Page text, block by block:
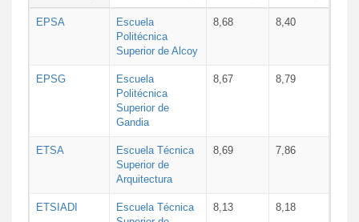
EPSA
Escuela
Politécnica
Superior de Alcoy
8,68 8,40
EPSG
Escuela
Politécnica
Superior de
Gandia
8,67 8,79
ETSA
Escuela Técnica
Superior de
Arquitectura
8,69 7,86
ETSIADI
Escuela Técnica
8,13 8,18